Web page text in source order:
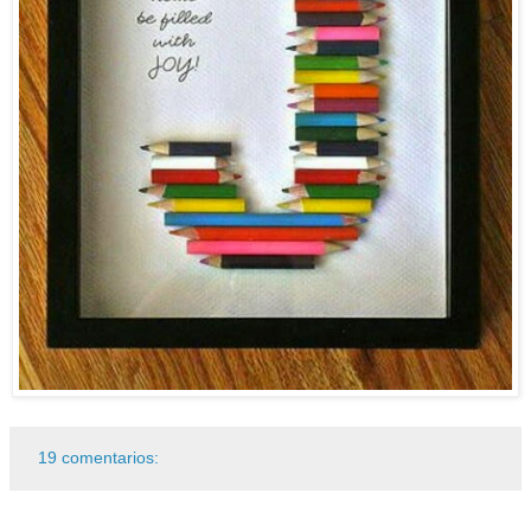
19 comentarios: